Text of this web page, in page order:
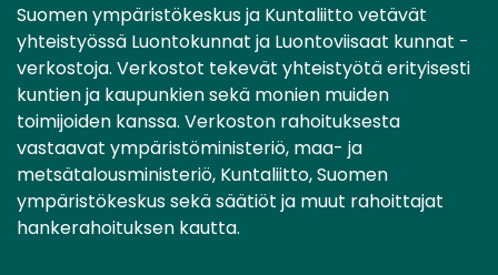
Suomen ympäristökeskus ja Kuntaliitto vetävät
yhteistyössä Luontokunnat ja Luontoviisaat kunnat -
verkostoja. Verkostot tekevät yhteistyötä erityisesti
kuntien ja kaupunkien sekä monien muiden
toimijoiden kanssa. Verkoston rahoituksesta
vastaavat ympäristöministeriö, maa- ja
metsätalousministeriö, Kuntaliitto, Suomen
ympäristökeskus sekä säätiöt ja muut rahoittajat
hankerahoituksen kautta.